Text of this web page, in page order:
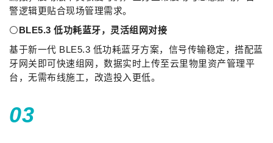
警逻辑更贴合现场管理需求。
⚪ BLE5.3 低功耗蓝牙，灵活组网对接
基于新一代 BLE5.3 低功耗蓝牙方案，信号传输稳定，搭配蓝
牙网关即可快速组网，数据实时上传至云里物里资产管理平
台，无需布线施工，改造投入更低。
03